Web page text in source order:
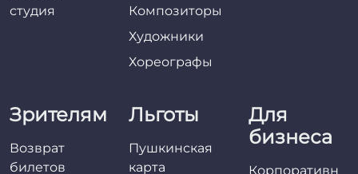
студия
Композиторы
Художники
Хореографы
Зрителям
Возврат
билетов
Льготы
Пушкинская
карта
Для
бизнеса
Корпоративн